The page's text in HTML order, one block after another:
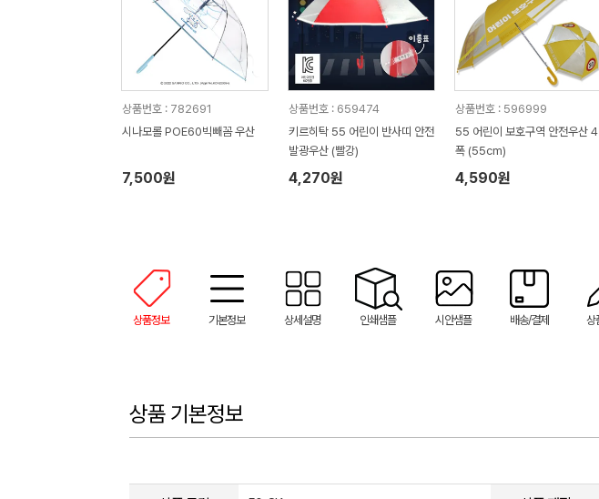
상품번호 : 782691
시나모롤 POE60빅빼꼼 우산
7,500원
상품번호 : 659474
키르히탁 55 어린이 반사띠 안전
발광우산 (빨강)
4,270원
상품번호 : 596999
55 어린이 보호구역 안전우산 4
폭 (55cm)
4,590원
상품정보 기본정보 상세설명 인쇄샘플 시안샘플 배송/결제 상
상품 기본정보